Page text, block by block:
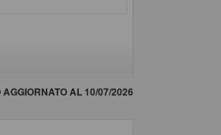
AGGIORNATO AL 10/07/2026